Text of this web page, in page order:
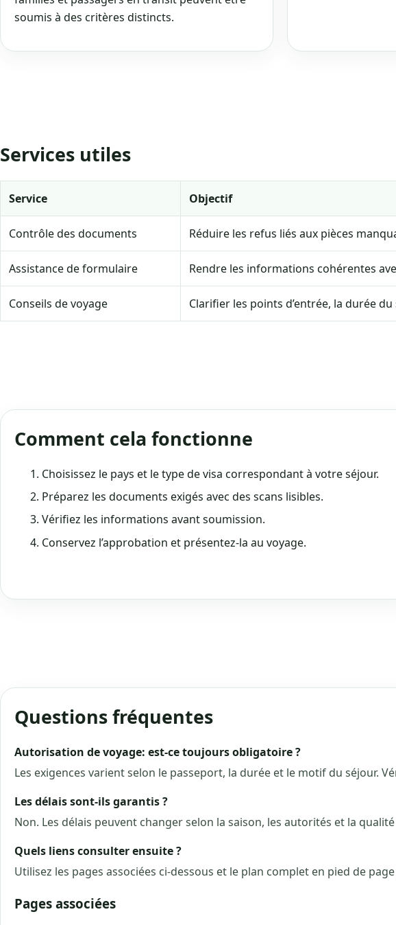
soumis à des critères distincts.
Services utiles
Service Objectif
Contrôle des documents Réduire les refus liés aux pièces
Assistance de formulaire Rendre les informations cohérentes
Conseils de voyage Clarifier les points d’entrée, la durée
Comment cela fonctionne
Choisissez le pays et le type de visa correspondant à votre séjour.
Préparez les documents exigés avec des scans lisibles.
Vérifiez les informations avant soumission.
Conservez l’approbation et présentez-la au voyage.
Questions fréquentes
Autorisation de voyage: est-ce toujours obligatoire ?
Les exigences varient selon le passeport, la durée et le motif du séjour.
Les délais sont-ils garantis ?
Non. Les délais peuvent changer selon la saison, les autorités et la
Quels liens consulter ensuite ?
Utilisez les pages associées ci-dessous et le plan complet en pied de
Pages associées